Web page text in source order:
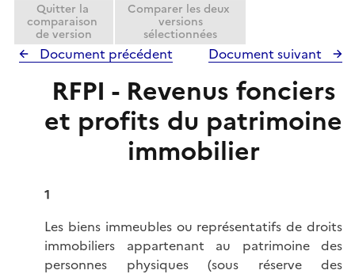
Quitter la
comparaison
de version
Comparer les deux
versions
sélectionnées
Document précédent Document suivant
RFPI - Revenus fonciers
et profits du patrimoine
immobilier
1
Les biens immeubles ou représentatifs de droits
immobiliers appartenant au patrimoine des
personnes physiques (sous réserve des